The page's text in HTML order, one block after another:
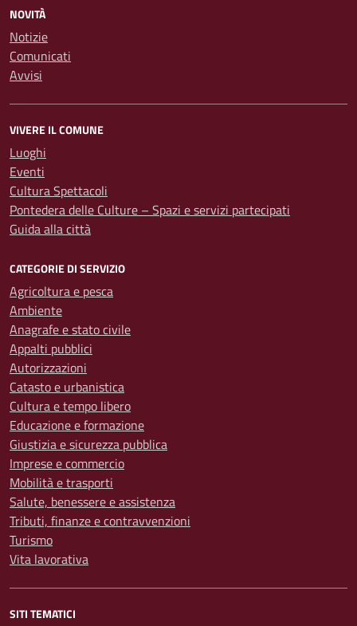
NOVITÀ
Notizie
Comunicati
Avvisi
VIVERE IL COMUNE
Luoghi
Eventi
Cultura Spettacoli
Pontedera delle Culture – Spazi e servizi partecipati
Guida alla città
CATEGORIE DI SERVIZIO
Agricoltura e pesca
Ambiente
Anagrafe e stato civile
Appalti pubblici
Autorizzazioni
Catasto e urbanistica
Cultura e tempo libero
Educazione e formazione
Giustizia e sicurezza pubblica
Imprese e commercio
Mobilità e trasporti
Salute, benessere e assistenza
Tributi, finanze e contravvenzioni
Turismo
Vita lavorativa
SITI TEMATICI